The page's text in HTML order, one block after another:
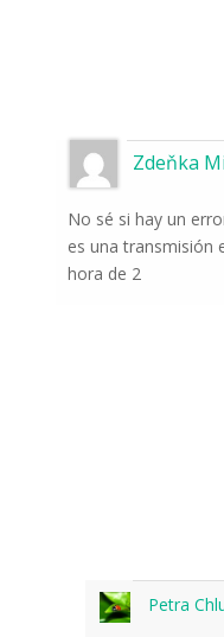
Zdeňka
No sé si hay un
es una transmisión
hora de 2
Petra